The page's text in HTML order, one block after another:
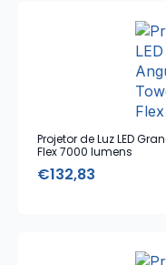
Projetor de Luz LED
Flex 7000 lumens
€132,83